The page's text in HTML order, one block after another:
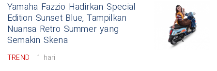
Yamaha Fazzio Hadirkan Special
Edition Sunset Blue, Tampilkan
Nuansa Retro Summer yang
Semakin Skena
TREND 1 hari